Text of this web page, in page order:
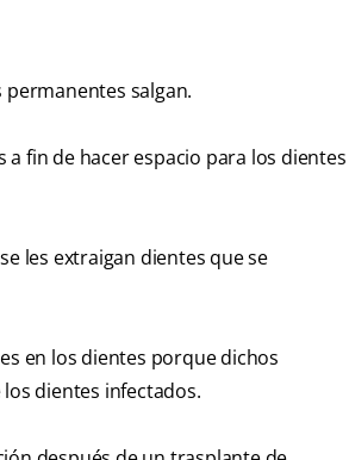
salgan.
fin de hacer espacio para los dientes
les extraigan dientes que se
en los dientes porque dichos
dientes infectados.